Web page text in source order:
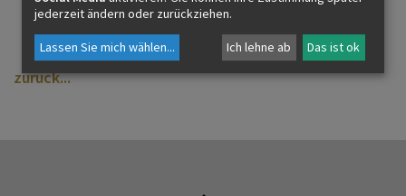
zurück
jederzeit ändern oder zurückziehen.
Lassen Sie mich wählen... Ich lehne ab Das ist ok